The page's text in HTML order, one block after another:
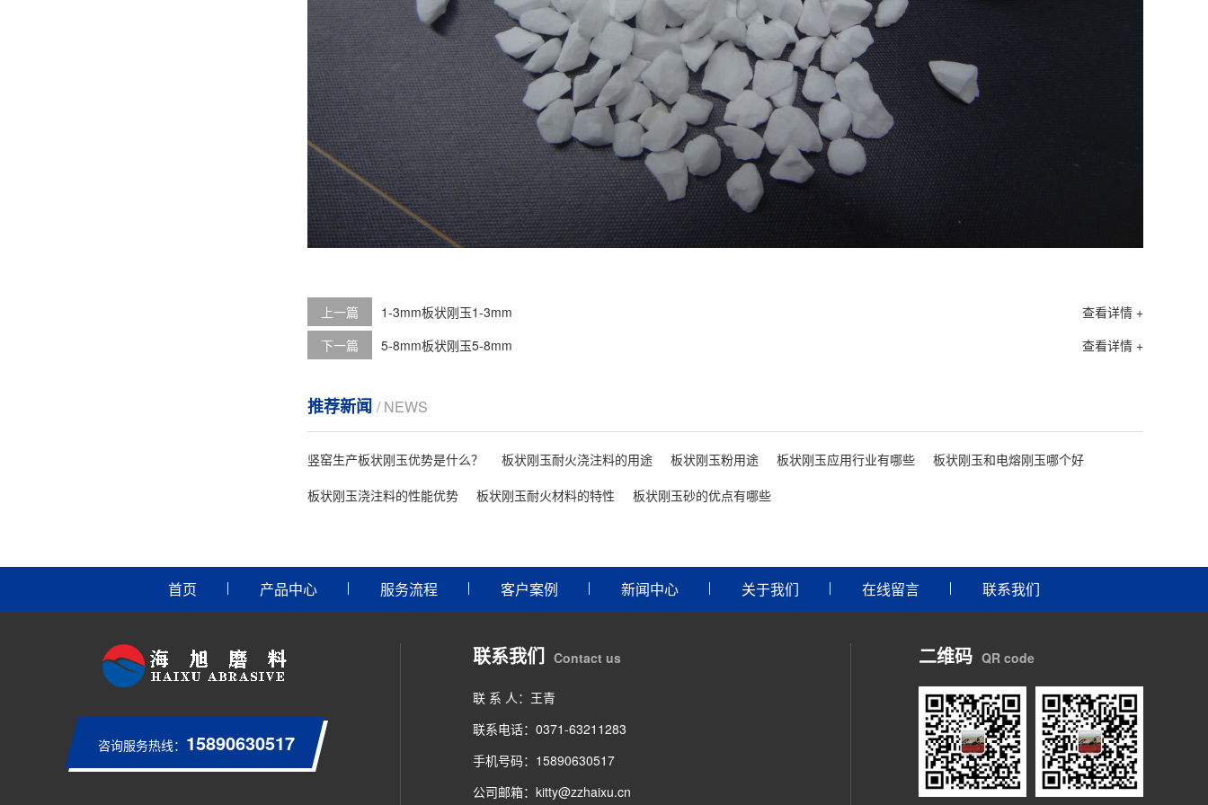
上一篇 查看详情 +
1-3mm板状刚玉1-3mm
下一篇
查看详情 +
5-8mm板状刚玉5-8mm
推荐新闻 / NEWS
竖窑生产板状刚玉优势是什么？ 板状刚玉耐火浇注料的用途 板状刚玉粉用途 板状刚玉应用行业有哪些
板状刚玉和电熔刚玉哪个好
板状刚玉浇注料的性能优势
板状刚玉耐火材料的特性 板状刚玉砂的优点有哪些
首页 产品中心 服务流程 客户案例 新闻中心 关于我们 在线留言 联系我们
咨询服务热线： 15890630517
联系我们 Contact us
联 系 人：王青
联系电话：0371-63211283
手机号码：15890630517
公司邮箱：kitty@zzhaixu.cn
二维码 QR code